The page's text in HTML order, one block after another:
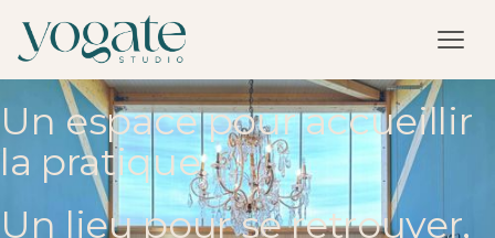
Un espace pour accueillir
la pratique.
Un lieu pour se retrouver,